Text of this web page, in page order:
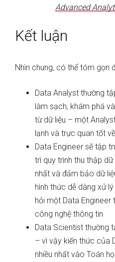
Advanced
Kết luận
Nhìn chung, có thể tóm gọn
Data Analyst thường
làm sạch, khám phá
từ dữ liệu – một
lạnh và trực quan tốt
Data Engineer sẽ tập
trì quy trình thu thập
nhất và đảm bảo dữ
hình thức dễ dàng xử
hỏi một Data Engineer
công nghệ thông tin
Data Scientist thường
– vì vậy kiến thức của
nhiều nhất vào Toán